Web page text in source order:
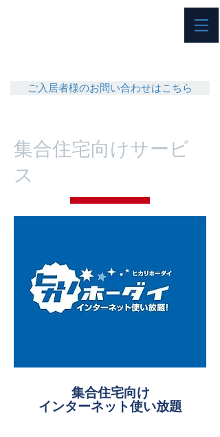
ご入居者様のお問い合わせはこちら
​集合住宅向けサービ
ス
​集合住宅向け
インターネット使い放題